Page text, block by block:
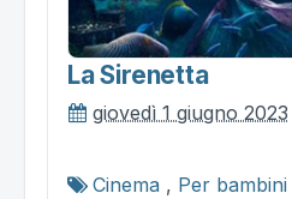
La Sirenetta
giovedì 1 giugno 2023
Cinema , Per bambini